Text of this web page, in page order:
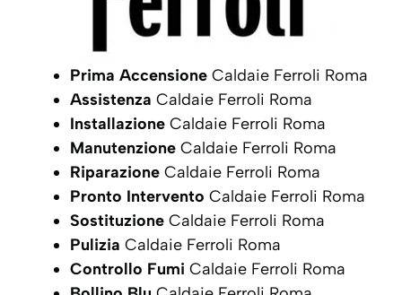
Prima Accensione Caldaie Ferroli Roma
Assistenza Caldaie Ferroli Roma
Installazione Caldaie Ferroli Roma
Manutenzione Caldaie Ferroli Roma
Riparazione Caldaie Ferroli Roma
Pronto Intervento Caldaie Ferroli Roma
Sostituzione Caldaie Ferroli Roma
Pulizia Caldaie Ferroli Roma
Controllo Fumi Caldaie Ferroli Roma